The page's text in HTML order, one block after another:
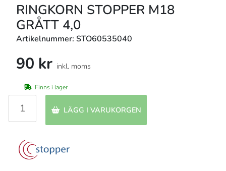
RINGKORN STOPPER M18
GRÅTT 4,0
Artikelnummer: STO60535040
90 kr inkl. moms
Finns i lager
LÄGG I VARUKORGEN